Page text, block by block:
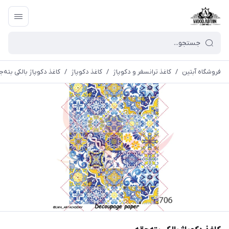
فروشگاه آبتین / كاغذ ترانسفر و دكوپاژ / کاغذ دکوپاژ / کاغذ دکوپاژ بالکی